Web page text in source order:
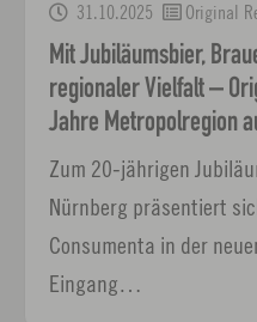
31.10.2025 Original
Mit Jubiläumsbier,
regionaler Vielfalt –
Jahre Metropolregion
Zum 20-jährigen
Nürnberg präsentiert
Consumenta in der
Eingang…